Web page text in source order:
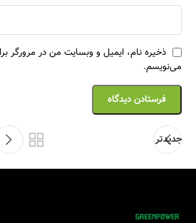
ذخیره نام، ایمیل و وبسایت من در مرورگر
می‌نویسم.
جدیدتر